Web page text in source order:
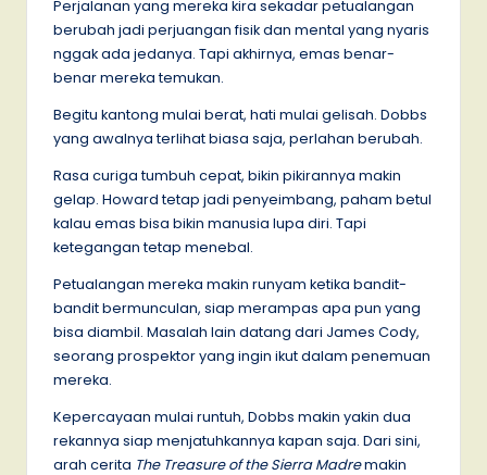
Perjalanan yang mereka kira sekadar petualangan
berubah jadi perjuangan fisik dan mental yang nyaris
nggak ada jedanya. Tapi akhirnya, emas benar-
benar mereka temukan.
Begitu kantong mulai berat, hati mulai gelisah. Dobbs
yang awalnya terlihat biasa saja, perlahan berubah.
Rasa curiga tumbuh cepat, bikin pikirannya makin
gelap. Howard tetap jadi penyeimbang, paham betul
kalau emas bisa bikin manusia lupa diri. Tapi
ketegangan tetap menebal.
Petualangan mereka makin runyam ketika bandit-
bandit bermunculan, siap merampas apa pun yang
bisa diambil. Masalah lain datang dari James Cody,
seorang prospektor yang ingin ikut dalam penemuan
mereka.
Kepercayaan mulai runtuh, Dobbs makin yakin dua
rekannya siap menjatuhkannya kapan saja. Dari sini,
arah cerita The Treasure of the Sierra Madremakin